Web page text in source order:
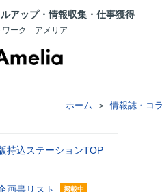
アップ・情報収集・仕事獲得
ワーク アメリア
ホーム 情報誌・コ
持込ステーションTOP
画書リスト 掲載中